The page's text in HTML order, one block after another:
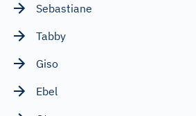
Sebastiane
Tabby
Giso
Ebel